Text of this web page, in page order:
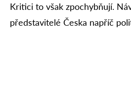
Kritici to však zpochybňují.
představitelé Česka napříč